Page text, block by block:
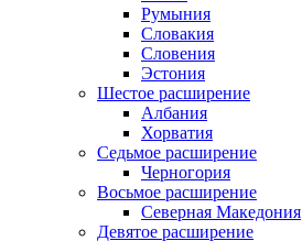
Румыния
Словакия
Словения
Эстония
Шестое расширение
Албания
Хорватия
Седьмое расширение
Черногория
Восьмое расширение
Северная Македония
Девятое расширение